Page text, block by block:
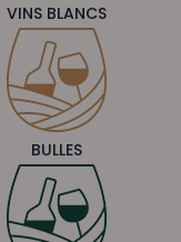
VINS BLANCS
BULLES